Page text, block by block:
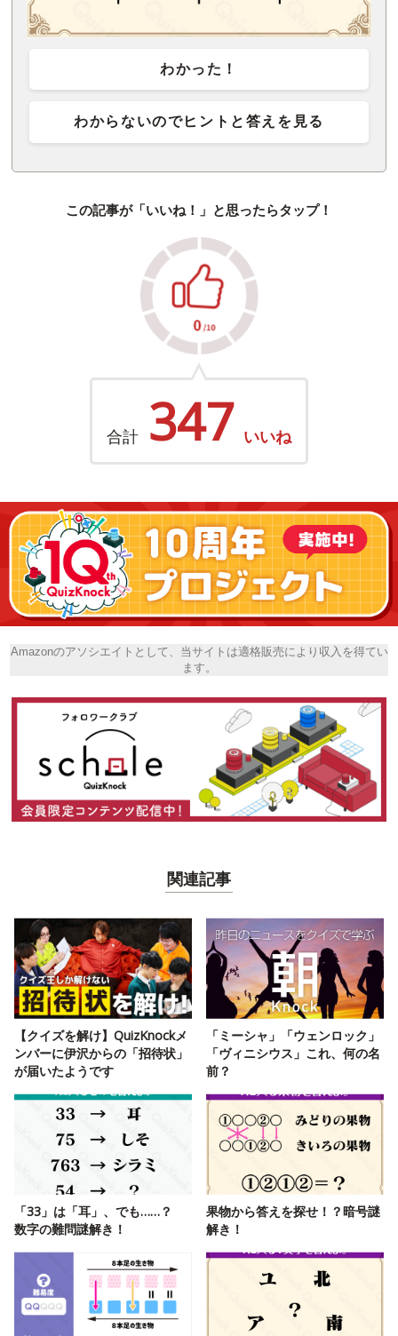
わかった！
わからないのでヒントと答えを見る
この記事が「いいね！」と思ったらタップ！
合計 347 いいね
Amazonのアソシエイトとして、当サイトは適格販売により収入を得てい
ます。
関連記事
【クイズを解け】QuizKnockメ
ンバーに伊沢からの「招待状」
が届いたようです
「ミーシャ」「ウェンロック」
「ヴィニシウス」これ、何の名
前？
「33」は「耳」、でも……？
数字の難問謎解き！
果物から答えを探せ！？暗号謎
解き！